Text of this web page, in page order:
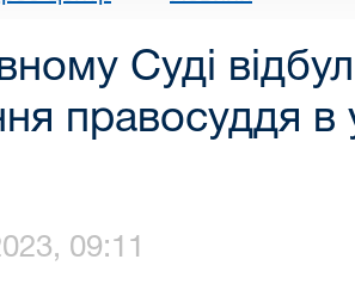
Суді
правосуддя
09:11